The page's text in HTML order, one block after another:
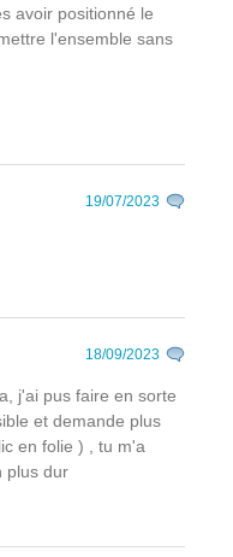
avoir positionné le
l'ensemble sans
19/07/2023
18/09/2023
j'ai pus faire en sorte
et demande plus
en folie ) , tu m'a
plus dur